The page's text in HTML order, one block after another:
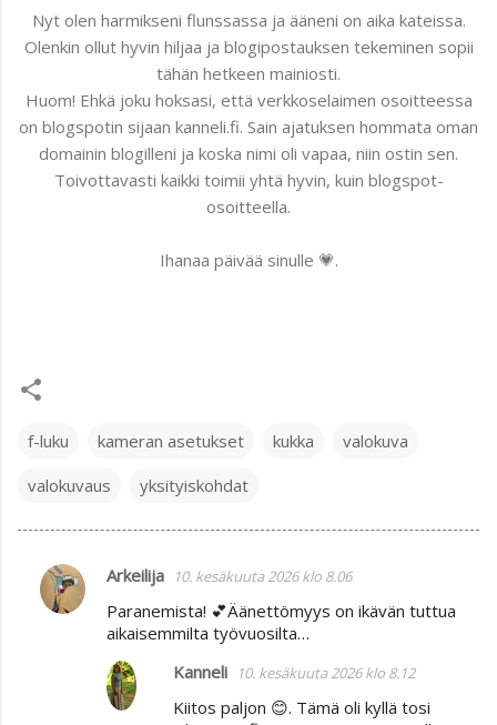
Nyt olen harmikseni flunssassa ja ääneni on aika kateissa.
Olenkin ollut hyvin hiljaa ja blogipostauksen tekeminen sopii
tähän hetkeen mainiosti.
Huom! Ehkä joku hoksasi, että verkkoselaimen osoitteessa
on blogspotin sijaan kanneli.fi. Sain ajatuksen hommata oman
domainin blogilleni ja koska nimi oli vapaa, niin ostin sen.
Toivottavasti kaikki toimii yhtä hyvin, kuin blogspot-
osoitteella.
Ihanaa päivää sinulle 💗.
f-luku kameran asetukset kukka
valokuva
valokuvaus
yksityiskohdat
K
o
Arkeilija 10. kesäkuuta 2026 klo 8.06
Paranemista! 💕Äänettömyys on ikävän tuttua
aikaisemmilta työvuosilta…
Kanneli
10. kesäkuuta 2026 klo 8.12
Kiitos paljon 😊. Tämä oli kyllä tosi